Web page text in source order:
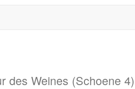
des Weines (Schoene 4)